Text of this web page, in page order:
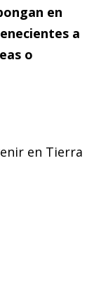
en
a
o
en Tierra